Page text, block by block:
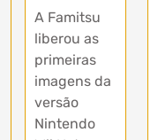
A Famitsu
liberou as
primeiras
imagens da
versão
Nintendo